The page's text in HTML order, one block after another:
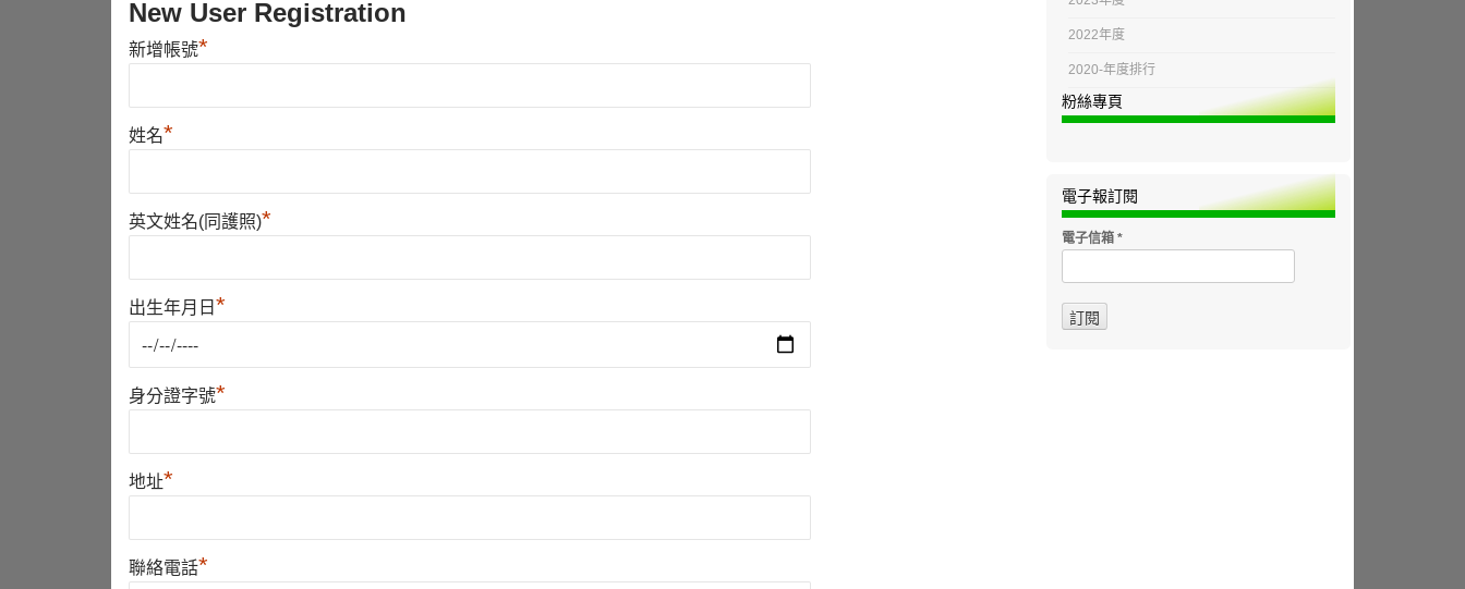
New User Registration
新增帳號*
姓名*
英文姓名(同護照)*
出生年月日 *
身分證字號*
地址*
聯絡電話*
2022年度
2020-年度排行
粉絲專頁
電子報訂閱
電子信箱*